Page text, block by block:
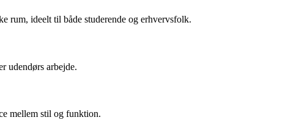
rum, ideelt til både studerende og erhvervsfolk.
udendørs arbejde.
mellem stil og funktion.